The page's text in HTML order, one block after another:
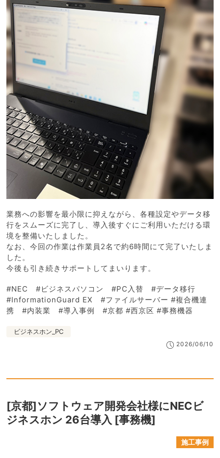
業務への影響を最小限に抑えながら、各種設定やデータ移
行をスムーズに完了し、導入後すぐにご利用いただける環
境を整備いたしました。
なお、今回の作業は作業員2名で約6時間にて完了いたしま
した。
今後も引き続きサポートしてまいります。
#NEC #ビジネスパソコン #PC入替 #データ移行
#InformationGuard EX #ファイルサーバー #複合機連
携 #内装業 #導入事例 #京都 #西京区 #事務機器
ビジネスホン_PC
2026/06/10
[京都]ソフトウェア開発会社様にNECビ
ジネスホン 26台導入 [事務機]
施工事例